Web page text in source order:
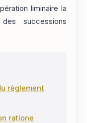
liminaire la
successions
règlement
ratione